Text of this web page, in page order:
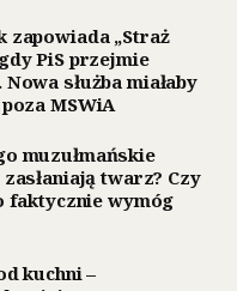
zapowiada „Straż
PiS przejmie
Nowa służba miałaby
MSWiA
muzułmańskie
twarz? Czy
faktycznie wymóg
kuchni –